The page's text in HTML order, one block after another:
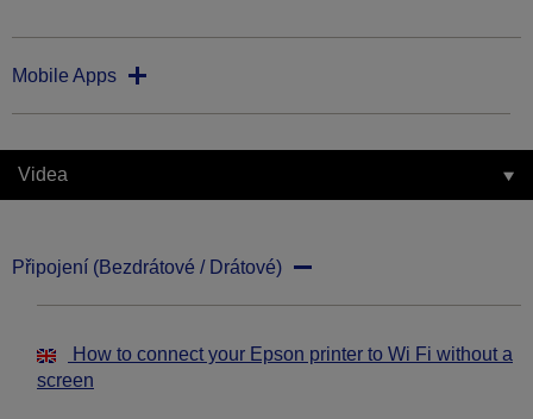
Mobile Apps
Videa
Připojení (Bezdrátové / Drátové)
How to connect your Epson printer to Wi Fi without a
screen